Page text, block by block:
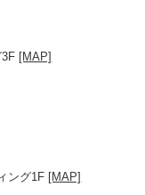
[MAP]
ング1F [MAP]